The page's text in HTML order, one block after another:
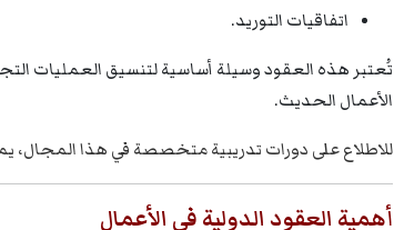
اتفاقيات التوريد.
تُعتبر هذه العقود وسيلة أساسية لتنسيق العمليات
الأعمال الحديث.
للاطلاع على دورات تدريبية متخصصة في هذا المجال،
أهمية العقود الدولية في الأعمال